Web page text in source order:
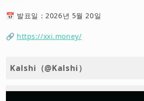
📅 발표일：2026년 5월 20일
🔗 https://xxi.money/
Kalshi（@Kalshi）